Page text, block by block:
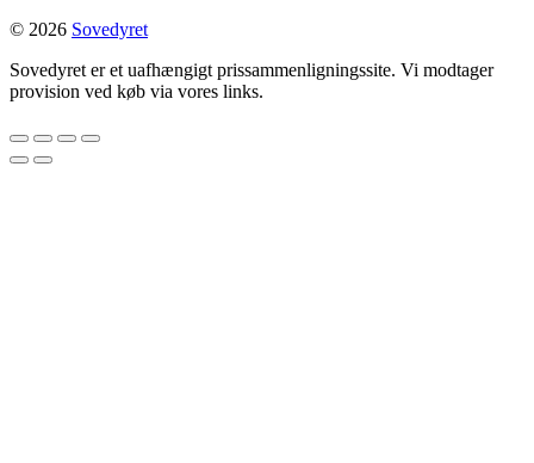
© 2026 Sovedyret
Sovedyret er et uafhængigt prissammenligningssite. Vi modtager
provision ved køb via vores links.